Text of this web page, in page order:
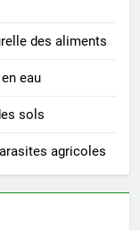
des aliments
eau
sols
agricoles